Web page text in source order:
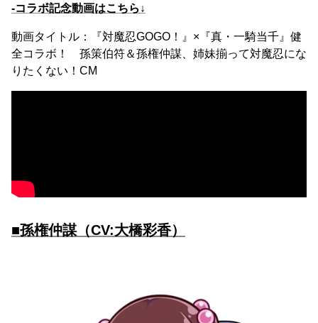
-コラボ記念動画はこちら↓
動画タイトル：『対魔忍GOGO！』×『真・一騎当千』健
全コラボ！ 孫策伯符＆孫権仲謀、姉妹揃って対魔忍にな
りたくない！CM
■孫権仲謀（CV:大橋彩香）